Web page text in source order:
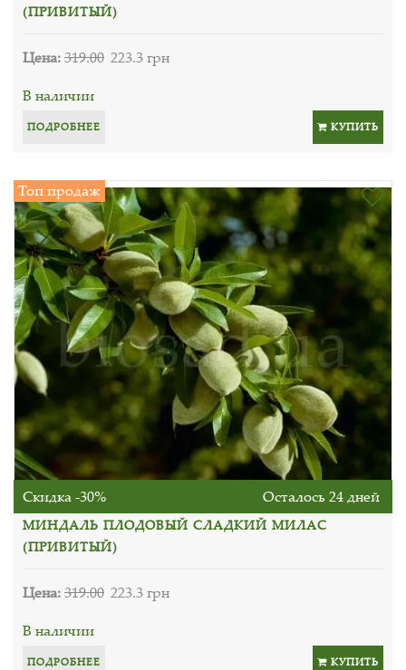
(ПРИВИТЫЙ)
Цена:319.00 223.3 грн
В наличии
ПОДРОБНЕЕ КУПИТЬ
Топ продаж
Скидка -30% Осталось 24 дней
МИНДАЛЬ ПЛОДОВЫЙ СЛАДКИЙ МИЛАС
(ПРИВИТЫЙ)
Цена:319.00 223.3 грн
В наличии
ПОДРОБНЕЕ КУПИТЬ